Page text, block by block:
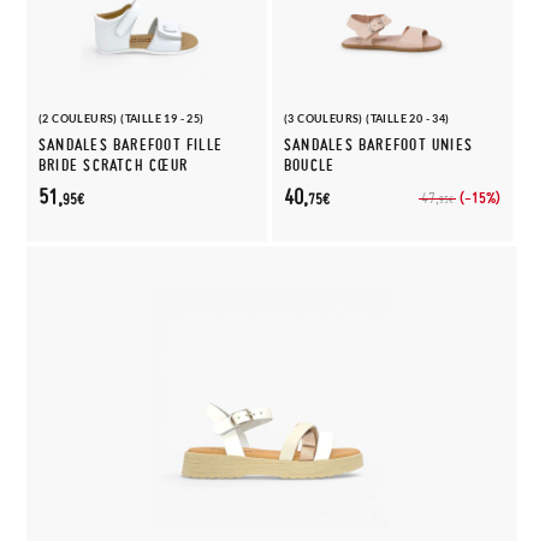
(2 COULEURS) (TAILLE 19 - 25)
SANDALES BAREFOOT FILLE
BRIDE SCRATCH CŒUR
51,95€
(3 COULEURS) (TAILLE 20 - 34)
SANDALES BAREFOOT UNIES
BOUCLE
47,95€ (-15%)
40,75€